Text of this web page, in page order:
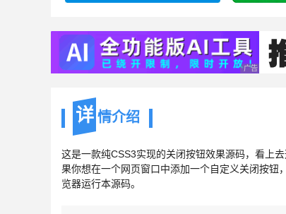
广告 商业
详 情介绍
这是一款纯CSS3实现的关闭按钮效果源码，看上
果你想在一个网页窗口中添加一个自定义关闭按钮
览器运行本源码。